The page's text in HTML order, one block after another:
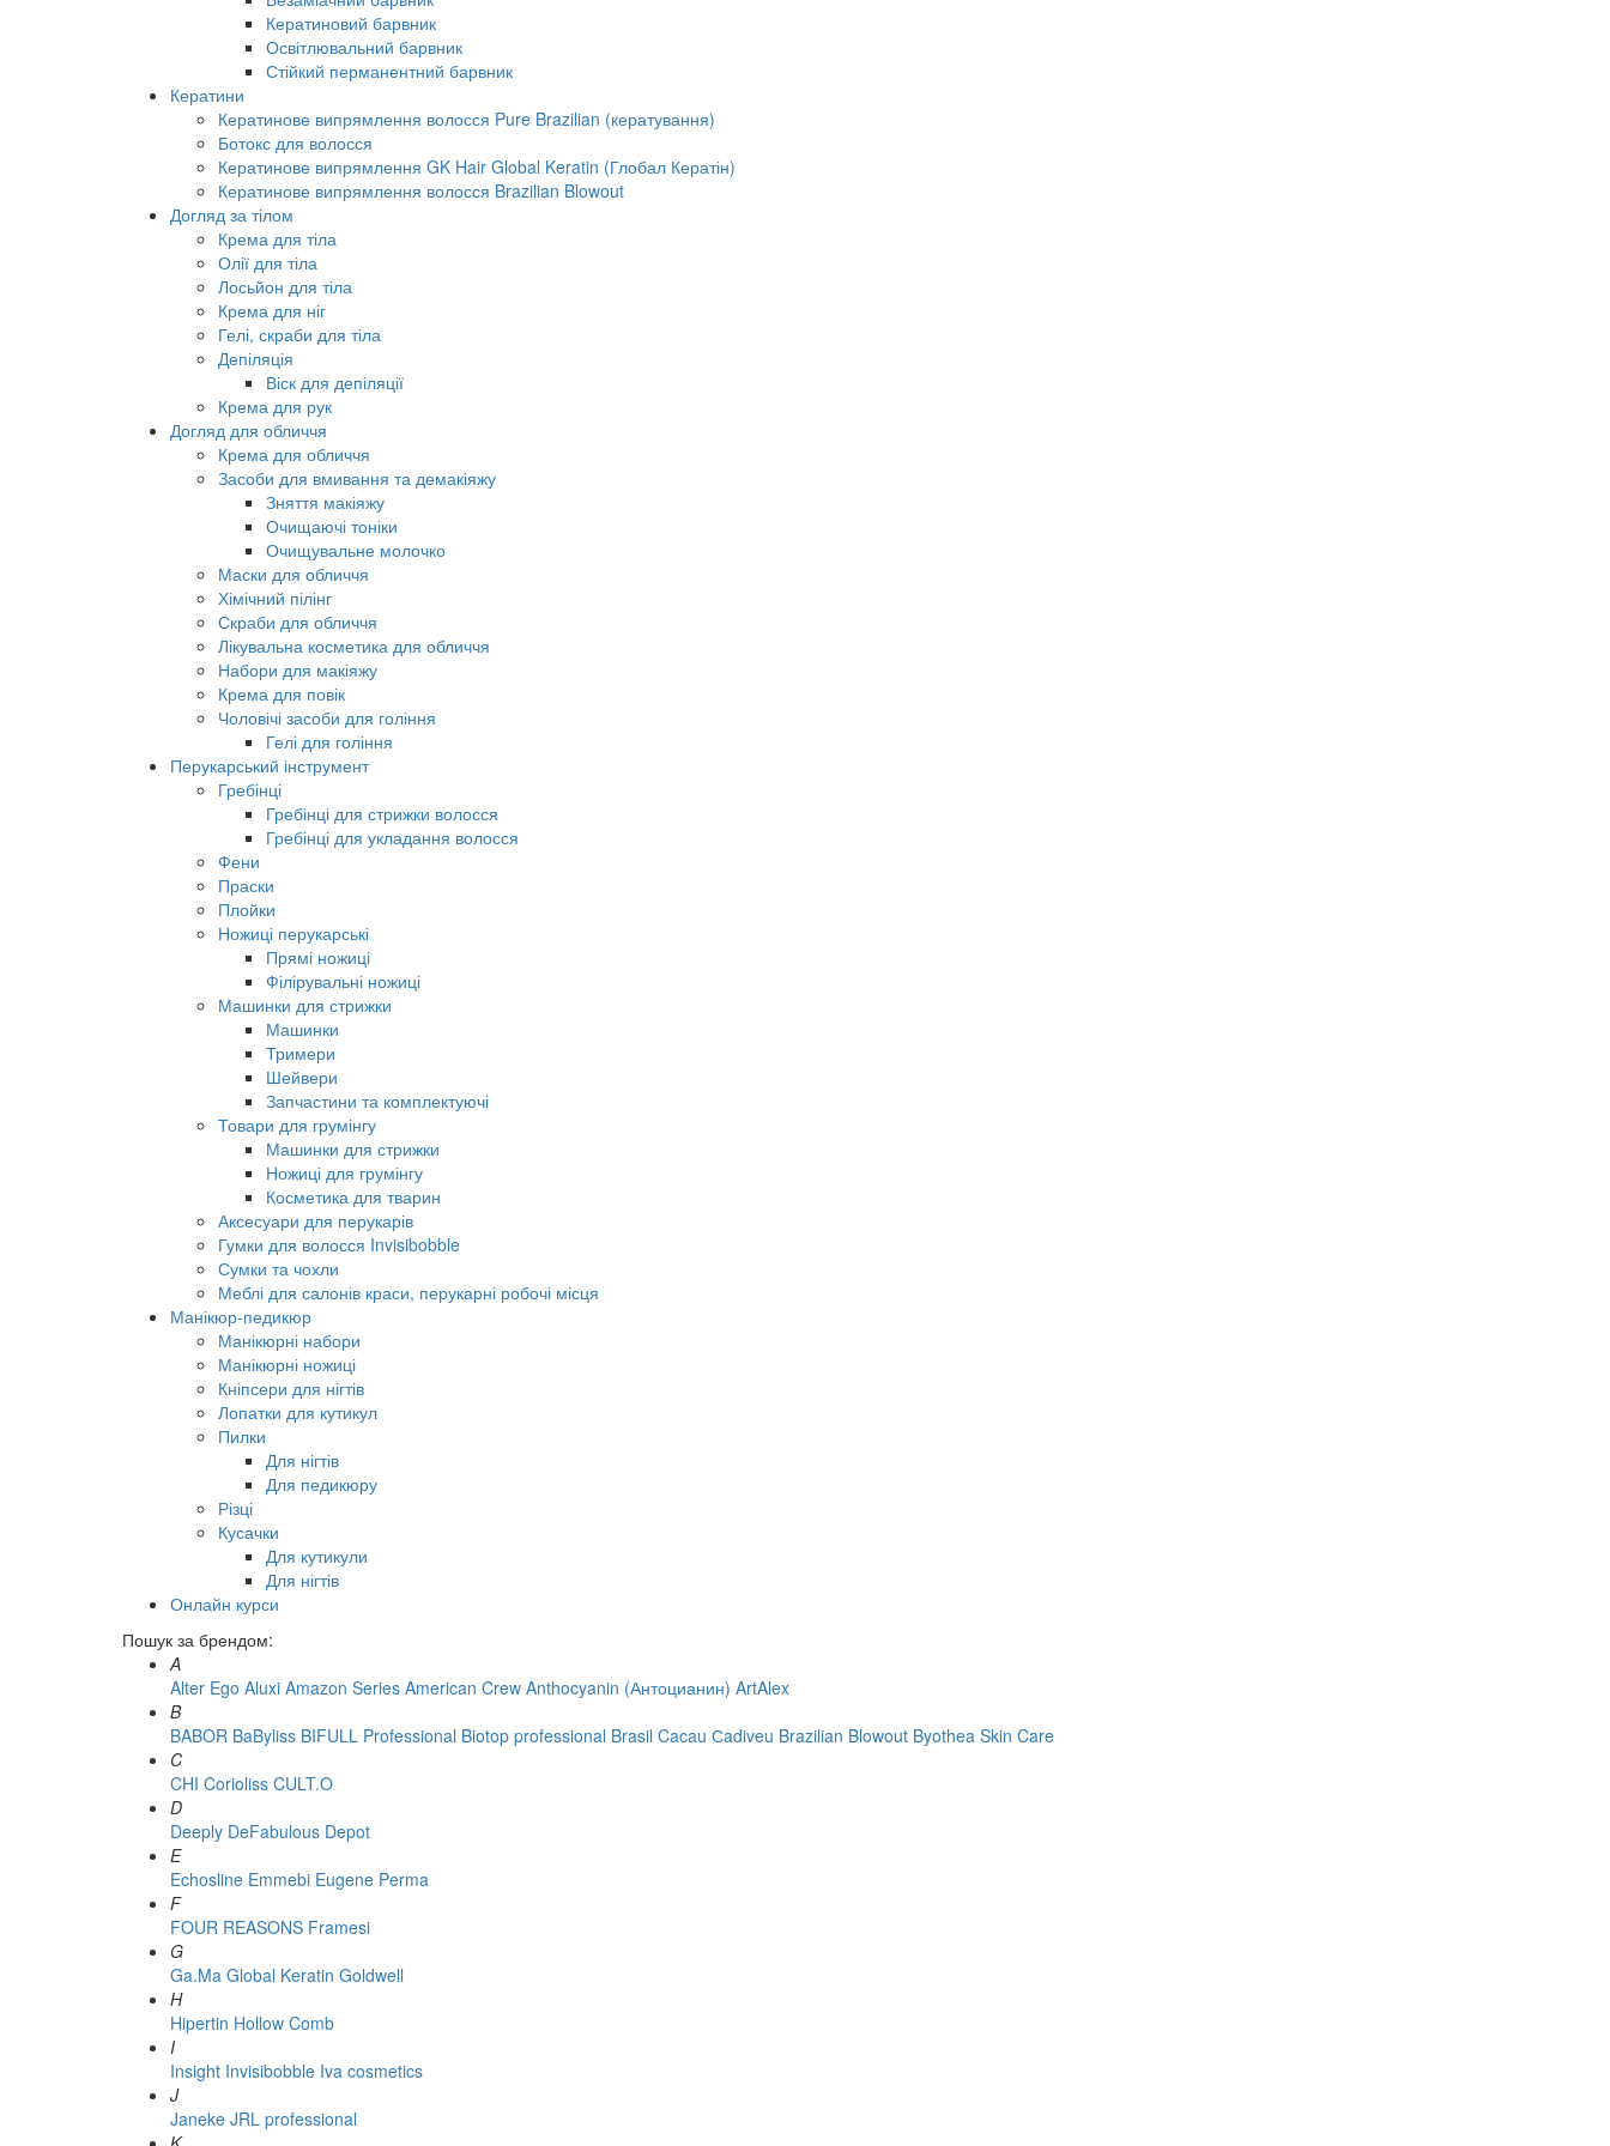
Кератиновий барвник
Освітлювальний барвник
Стійкий перманентний барвник
Кератини
Кератинове випрямлення волосся Pure Brazilian (кератування)
Ботокс для волосся
Кератинове випрямлення GK Hair Global Keratin (Глобал Кератін)
Кератинове випрямлення волосся Brazilian Blowout
Догляд за тілом
Крема для тіла
Олії для тіла
Лосьйон для тіла
Крема для ніг
Гелі, скраби для тіла
Депіляція
Віск для депіляції
Крема для рук
Догляд для обличчя
Крема для обличчя
Засоби для вмивання та демакіяжу
Зняття макіяжу
Очищаючі тоніки
Очищувальне молочко
Маски для обличчя
Хімічний пілінг
Скраби для обличчя
Лікувальна косметика для обличчя
Набори для макіяжу
Крема для повік
Чоловічі засоби для гоління
Гелі для гоління
Перукарський інструмент
Гребінці
Гребінці для стрижки волосся
Гребінці для укладання волосся
Фени
Праски
Плойки
Ножиці перукарські
Прямі ножиці
Філірувальні ножиці
Машинки для стрижки
Машинки
Тримери
Шейвери
Запчастини та комплектуючі
Товари для грумінгу
Машинки для стрижки
Ножиці для грумінгу
Косметика для тварин
Аксесуари для перукарів
Гумки для волосся Invisibobble
Сумки та чохли
Меблі для салонів краси, перукарні робочі місця
Манікюр-педикюр
Манікюрні набори
Манікюрні ножиці
Кніпсери для нігтів
Лопатки для кутикул
Пилки
Для нігтів
Для педикюру
Різці
Кусачки
Для кутикули
Для нігтів
Онлайн курси
Пошук за брендом:
A
Alter Ego Aluxi Amazon Series American Crew Anthocyanin (Антоцианин) ArtAlex
B
BABOR BaByliss BIFULL Professional Biotop professional Brasil Cacau Сadiveu Brazilian Blowout Byothea Skin Care
C
CHI Corioliss CULT.O
D
Deeply DeFabulous Depot
E
Echosline Emmebi Eugene Perma
F
FOUR REASONS Framesi
G
Ga.Ma Global Keratin Goldwell
H
Hipertin Hollow Comb
I
Insight Invisibobble Iva cosmetics
J
Janeke JRL professional